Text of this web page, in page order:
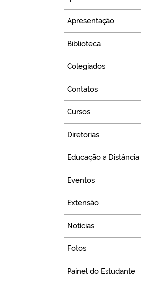
Apresentação
Biblioteca
Colegiados
Contatos
Cursos
Diretorias
Educação a Distância
Eventos
Extensão
Notícias
Fotos
Painel do Estudante